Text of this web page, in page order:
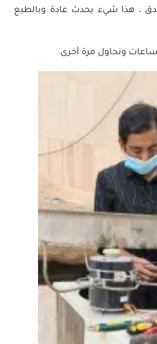
، هذا شيء يحدث عادة وبالطبع
ونحاول مرة أخرى.